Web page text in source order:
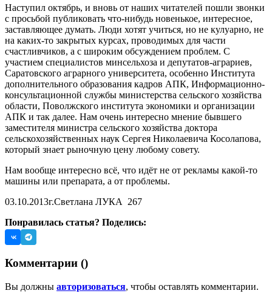
Наступил октябрь, и вновь от наших читателей пошли звонки
с просьбой публиковать что-нибудь новенькое, интересное,
заставляющее думать. Люди хотят учиться, но не кулуарно, не
на каких-то закрытых курсах, проводимых для части
счастливчиков, а с широким обсуждением проблем. С
участием специалистов минсельхоза и депутатов-аграриев,
Саратовского аграрного университета, особенно Института
дополнительного образования кадров АПК, Информационно-
консультационной службы министерства сельского хозяйства
области, Поволжского института экономики и организации
АПК и так далее. Нам очень интересно мнение бывшего
заместителя министра сельского хозяйства доктора
сельскохозяйственных наук Сергея Николаевича Косолапова,
который знает рыночную цену любому совету.
Нам вообще интересно всё, что идёт не от рекламы какой-то
машины или препарата, а от проблемы.
03.10.2013г.Светлана ЛУКА 267
Понравилась статья? Поделись:
Комментарии ()
Вы должны авторизоваться, чтобы оставлять комментарии.